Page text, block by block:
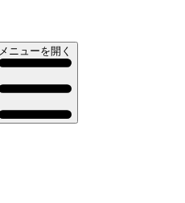
メニューを開く